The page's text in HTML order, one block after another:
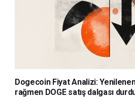
Dogecoin Fiyat Analizi:
rağmen DOGE satış dalgası